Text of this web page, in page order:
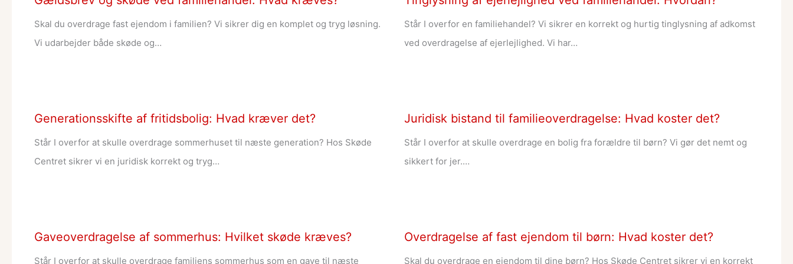
Skal du overdrage fast ejendom i familien? Vi sikrer dig en komplet og tryg løsning.
Vi udarbejder både skøde og…
Står I overfor en familiehandel? Vi sikrer en korrekt og hurtig tinglysning af adkomst
ved overdragelse af ejerlejlighed. Vi har…
Generationsskifte af fritidsbolig: Hvad kræver det?
Står I overfor at skulle overdrage sommerhuset til næste generation? Hos Skøde
Centret sikrer vi en juridisk korrekt og tryg…
Juridisk bistand til familieoverdragelse: Hvad koster det?
Står I overfor at skulle overdrage en bolig fra forældre til børn? Vi gør det nemt og
sikkert for jer.…
Gaveoverdragelse af sommerhus: Hvilket skøde kræves?
Står I overfor at skulle overdrage familiens sommerhus som en gave til næste
Overdragelse af fast ejendom til børn: Hvad koster det?
Skal du overdrage en ejendom til dine børn? Hos Skøde Centret sikrer vi en korrekt